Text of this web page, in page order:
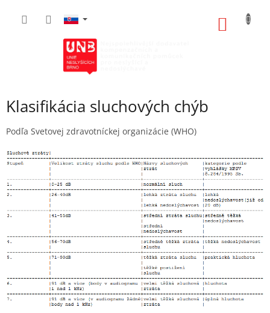
Klasifikácia sluchových chýb
Podľa Svetovej zdravotníckej organizácie (WHO)